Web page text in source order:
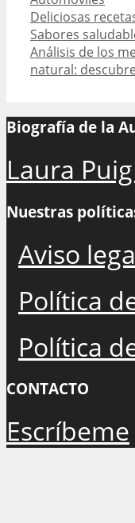
Post
navigation
Deliciosas
Sabores
Análisis de los
natural:
Biografía de la
Laura
Nuestras
Aviso
Política
Política
CONTACTO
Escríbeme